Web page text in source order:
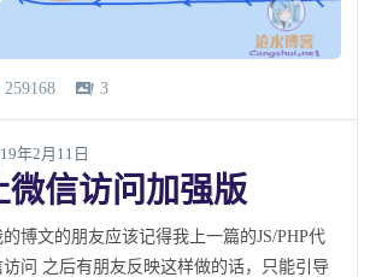
259168  3
年2月11日
微信访问加强版
博文的朋友应该记得我上一篇的JS/PHP代
问 之后有朋友反映这样做的话，只能引导